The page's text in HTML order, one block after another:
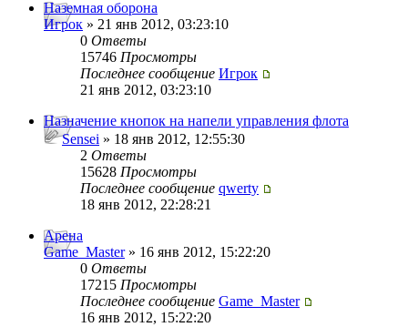
Наземная оборона
Игрок » 21 янв 2012, 03:23:10
0 Ответы
15746 Просмотры
Последнее сообщение Игрок
21 янв 2012, 03:23:10
Назначение кнопок на напели управления флота
Sensei » 18 янв 2012, 12:55:30
2 Ответы
15628 Просмотры
Последнее сообщение qwerty
18 янв 2012, 22:28:21
Арена
Game_Master» 16 янв 2012, 15:22:20
0 Ответы
17215 Просмотры
Последнее сообщение Game_Master
16 янв 2012, 15:22:20